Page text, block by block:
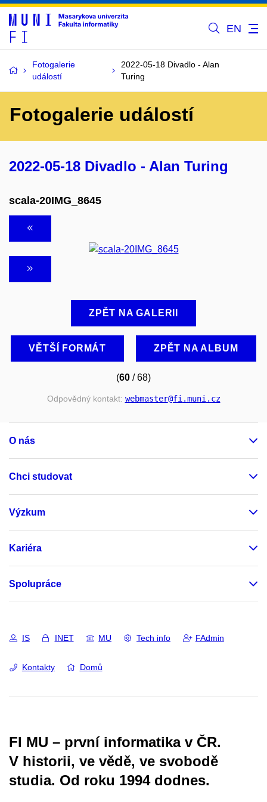
EN
Fotogalerie
událostí
2022-05-18 Divadlo - Alan
Turing
Fotogalerie událostí
2022-05-18 Divadlo - Alan Turing
scala-20IMG_8645
ZPĚT NA GALERII
VĚTŠÍ FORMÁT ZPĚT NA ALBUM
(60 / 68)
Odpovědný kontakt: webmaster@fi.muni.cz
O nás
Chci studovat
Výzkum
Kariéra
Spolupráce
IS INET MU Tech info FAdmin
Kontakty Domů
FI MU – první informatika v ČR.
V historii, ve vědě, ve svobodě
studia. Od roku 1994 dodnes.